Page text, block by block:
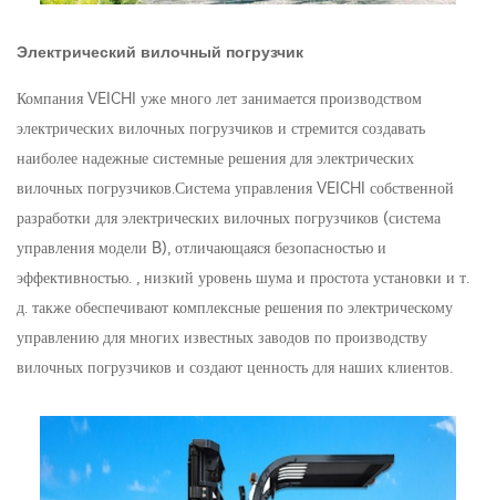
Электрический вилочный погрузчик
Компания VEICHI уже много лет занимается производством
электрических вилочных погрузчиков и стремится создавать
наиболее надежные системные решения для электрических
вилочных погрузчиков.Система управления VEICHI собственной
разработки для электрических вилочных погрузчиков (система
управления модели B), отличающаяся безопасностью и
эффективностью. , низкий уровень шума и простота установки и т.
д. также обеспечивают комплексные решения по электрическому
управлению для многих известных заводов по производству
вилочных погрузчиков и создают ценность для наших клиентов.